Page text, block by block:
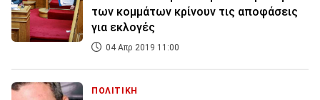
των κομμάτων κρίνουν τις αποφάσεις
για εκλογές
04 Απρ 2019 11:00
ΠΟΛΙΤΙΚΗ